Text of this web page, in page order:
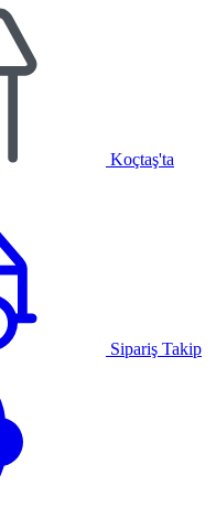
Koçtaş'ta
Sipariş Takip